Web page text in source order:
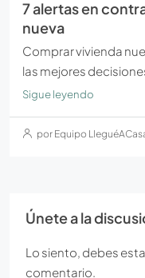
7 alertas en
nueva
Comprar vivienda
las mejores
Sigue leyendo
por Equipo
Únete a la
Lo siento, debes
comentario.